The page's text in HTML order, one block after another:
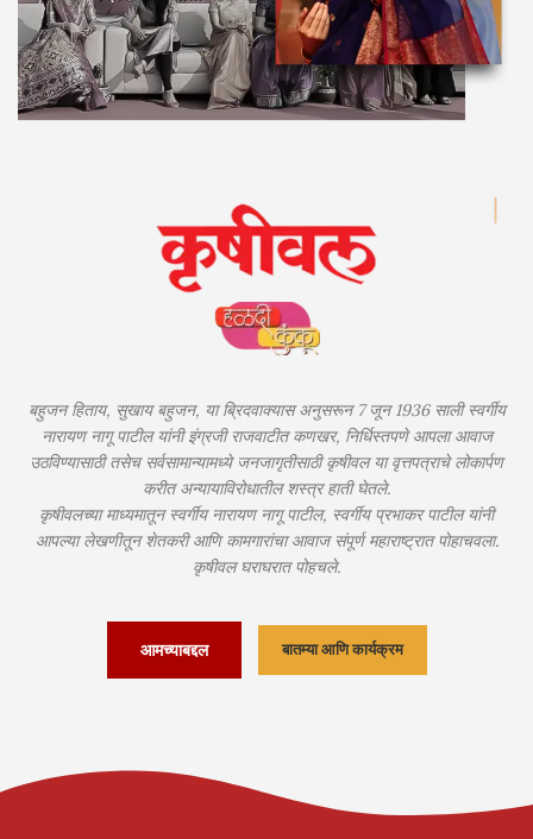
बहुजन हिताय, सुखाय बहुजन, या ब्रिदवाक्यास अनुसरून 7 जून 1936 साली स्वर्गीय
नारायण नागू पाटील यांनी इंग्रजी राजवाटीत कणखर, निर्धिस्तपणे आपला आवाज
उठविण्यासाठी तसेच सर्वसामान्यामध्ये जनजागृतीसाठी कृषीवल या वृत्तपत्राचे लोकार्पण
करीत अन्यायाविरोधातील शस्त्र हाती घेतले.
कृषीवलच्या माध्यमातून स्वर्गीय नारायण नागू पाटील, स्वर्गीय प्रभाकर पाटील यांनी
आपल्या लेखणीतून शेतकरी आणि कामगारांचा आवाज संपूर्ण महाराष्ट्रात पोहाचवला.
कृषीवल घराघरात पोहचले.
आमच्याबद्दल बातम्या आणि कार्यक्रम